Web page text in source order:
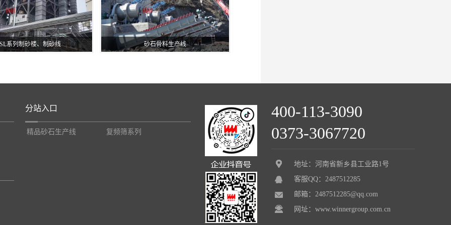
系列制砂楼、制砂线 砂石骨料生产线
分站入口
精品砂石生产线 复频筛系列
400-113-3090
0373-3067720
地址：河南省新乡县工业路1号
客服QQ：2487512285
邮箱：2487512285@qq.com
网址：www.winnergroup.com.cn